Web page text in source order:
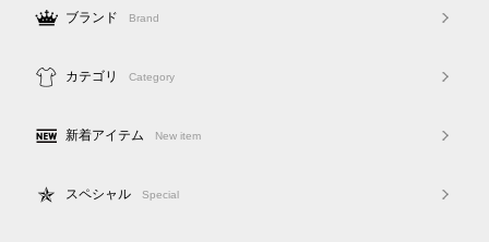
ブランド Brand
カテゴリ Category
新着アイテム New item
スペシャル Special